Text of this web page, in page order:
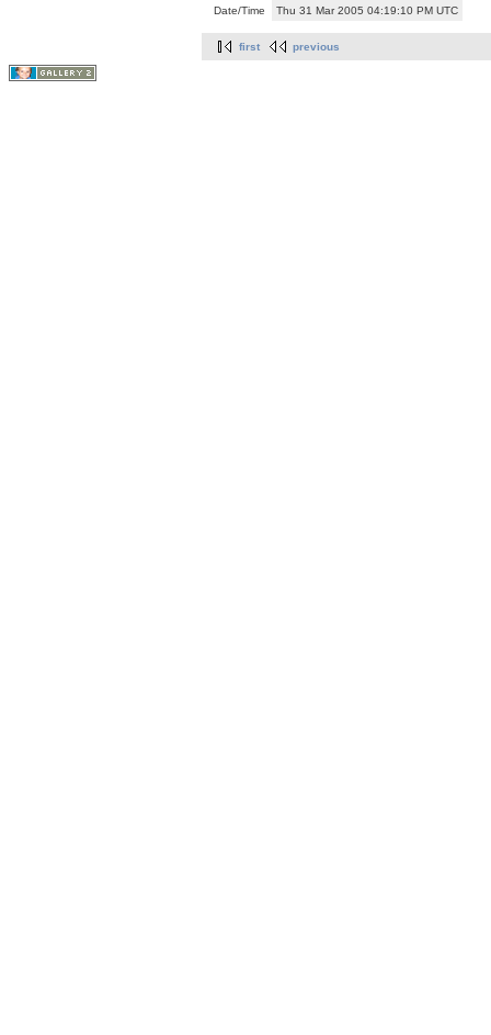
Date/Time
Thu 31 Mar 2005 04:19:10 PM UTC
first previous